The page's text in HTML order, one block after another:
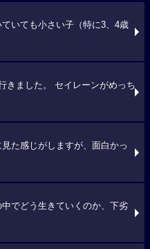
いても小さい子（特に3、4歳
きました。 セイレーンがめっち
た感じがしますが、面白かっ
でどう生きていくのか、下劣